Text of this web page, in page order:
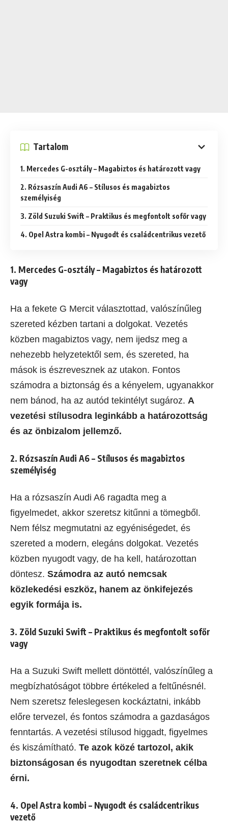
Tartalom
1. Mercedes G-osztály – Magabiztos és határozott vagy
2. Rózsaszín Audi A6 – Stílusos és magabiztos
személyiség
3. Zöld Suzuki Swift – Praktikus és megfontolt sofőr vagy
4. Opel Astra kombi – Nyugodt és családcentrikus vezető
1. Mercedes G-osztály – Magabiztos és határozott
vagy
Ha a fekete G Mercit választottad, valószínűleg
szereted kézben tartani a dolgokat. Vezetés
közben magabiztos vagy, nem ijedsz meg a
nehezebb helyzetektől sem, és szereted, ha
mások is észrevesznek az utakon. Fontos
számodra a biztonság és a kényelem, ugyanakkor
nem bánod, ha az autód tekintélyt sugároz. A
vezetési stílusodra leginkább a határozottság
és az önbizalom jellemző.
2. Rózsaszín Audi A6 – Stílusos és magabiztos
személyiség
Ha a rózsaszín Audi A6 ragadta meg a
figyelmedet, akkor szeretsz kitűnni a tömegből.
Nem félsz megmutatni az egyéniségedet, és
szereted a modern, elegáns dolgokat. Vezetés
közben nyugodt vagy, de ha kell, határozottan
döntesz. Számodra az autó nemcsak
közlekedési eszköz, hanem az önkifejezés
egyik formája is.
3. Zöld Suzuki Swift – Praktikus és megfontolt sofőr
vagy
Ha a Suzuki Swift mellett döntöttél, valószínűleg a
megbízhatóságot többre értékeled a feltűnésnél.
Nem szeretsz feleslegesen kockáztatni, inkább
előre tervezel, és fontos számodra a gazdaságos
fenntartás. A vezetési stílusod higgadt, figyelmes
és kiszámítható. Te azok közé tartozol, akik
biztonságosan és nyugodtan szeretnek célba
érni.
4. Opel Astra kombi – Nyugodt és családcentrikus
vezető